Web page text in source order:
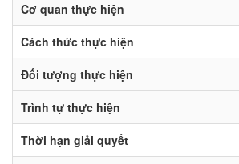
Cơ quan thực hiện
Cách thức thực hiện
Đối tượng thực hiện
Trình tự thực hiện
Thời hạn giải quyết